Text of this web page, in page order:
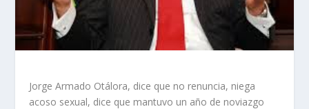
Jorge Armado Otálora, dice que no renuncia, niega
acoso sexual, dice que mantuvo un año de noviazgo